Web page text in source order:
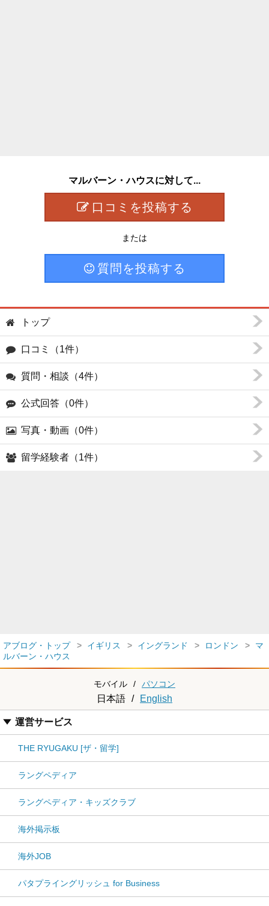
マルバーン・ハウスに対して...
口コミを投稿する
または
質問を投稿する
トップ
口コミ（1件）
質問・相談（4件）
公式回答（0件）
写真・動画（0件）
留学経験者（1件）
アブログ・トップ イギリス イングランド ロンドン
マ
ルバーン・ハウス
モバイル / パソコン
日本語 / English
運営サービス
THE RYUGAKU [ザ・留学]
ラングペディア
ラングペディア・キッズクラブ
海外掲示板
海外JOB
パタプライングリッシュ for Business